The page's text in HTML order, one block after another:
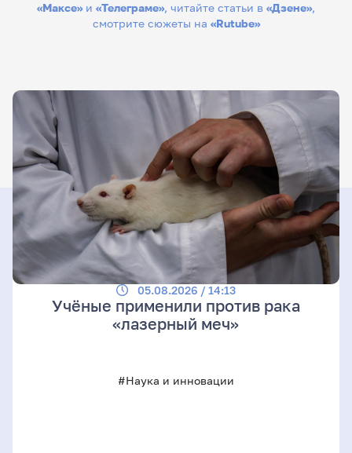
«Максе» и «Телеграме», читайте статьи в «Дзене»,
смотрите сюжеты на «Rutube»
05.08.2026 / 14:13
Учёные применили против рака
«лазерный меч»
#Наука и инновации